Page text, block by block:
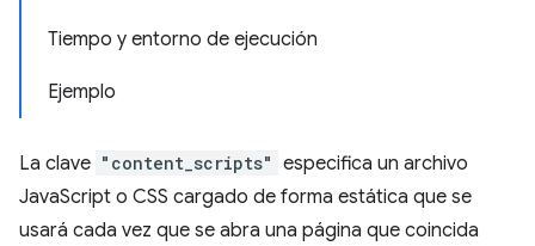
Tiempo y entorno de ejecución
Ejemplo
La clave "content_scripts" especifica un archivo
JavaScript o CSS cargado de forma estática que se
usará cada vez que se abra una página que coincida